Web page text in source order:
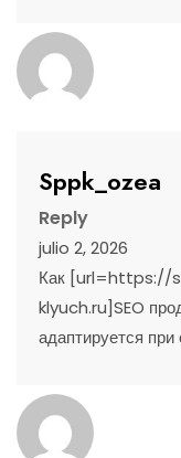
Sppk_ozea
Reply
julio 2, 2026
Как [url=https://
klyuch.ru]SEO
адаптируется